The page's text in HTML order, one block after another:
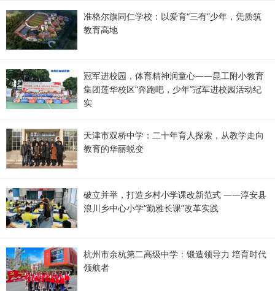
准格尔旗同仁学校：以爱育“三有”少年，凭质筑
教育高地
冠军进校园，体育精神润童心——昆工附小教育
集团莲华校区“奔跑吧，少年”冠军进校园活动纪
实
天津市双桥中学：二十年育人探索，从教学走向
教育的华丽蜕变
破立并举，打造乡村小学课改新范式 ——淳安县
浪川乡中心小学“勤雅长课”改革实践
杭州市余杭第二高级中学：锻造领导力 培育时代
领航者